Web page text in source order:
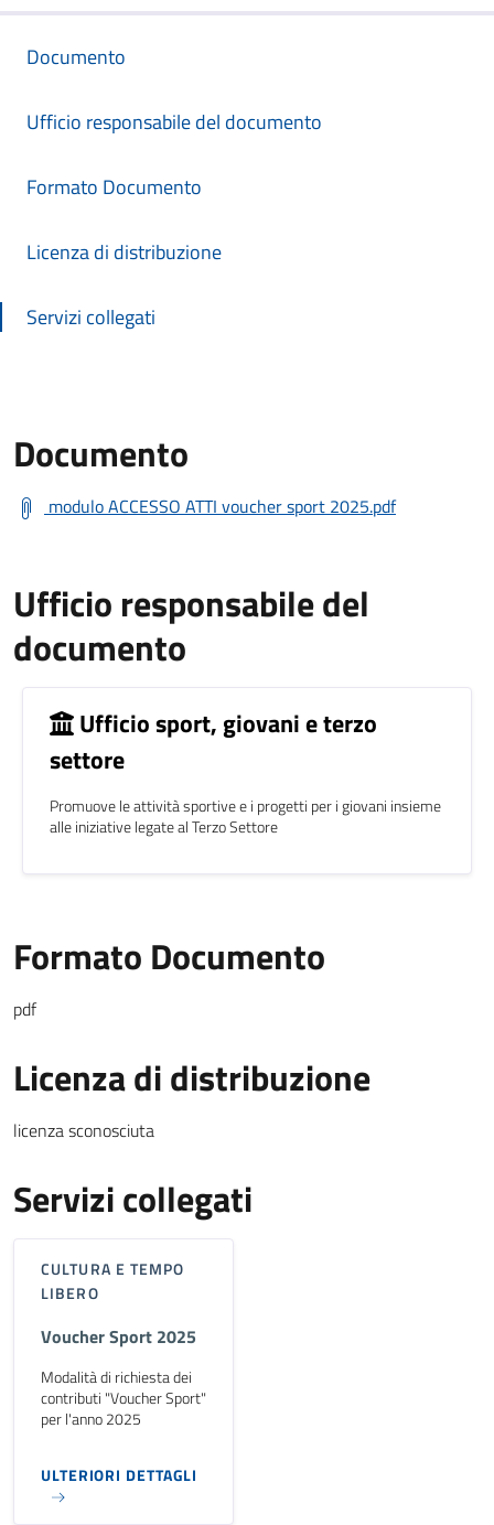
Documento
Ufficio responsabile del documento
Formato Documento
Licenza di distribuzione
Servizi collegati
Documento
modulo ACCESSO ATTI voucher sport 2025.pdf
Ufficio responsabile del
documento
Ufficio sport, giovani e terzo
settore
Promuove le attività sportive e i progetti per i giovani insieme
alle iniziative legate al Terzo Settore
Formato Documento
pdf
Licenza di distribuzione
licenza sconosciuta
Servizi collegati
CULTURA E TEMPO
LIBERO
Voucher Sport 2025
Modalità di richiesta dei
contributi "Voucher Sport"
per l'anno 2025
ULTERIORI DETTAGLI